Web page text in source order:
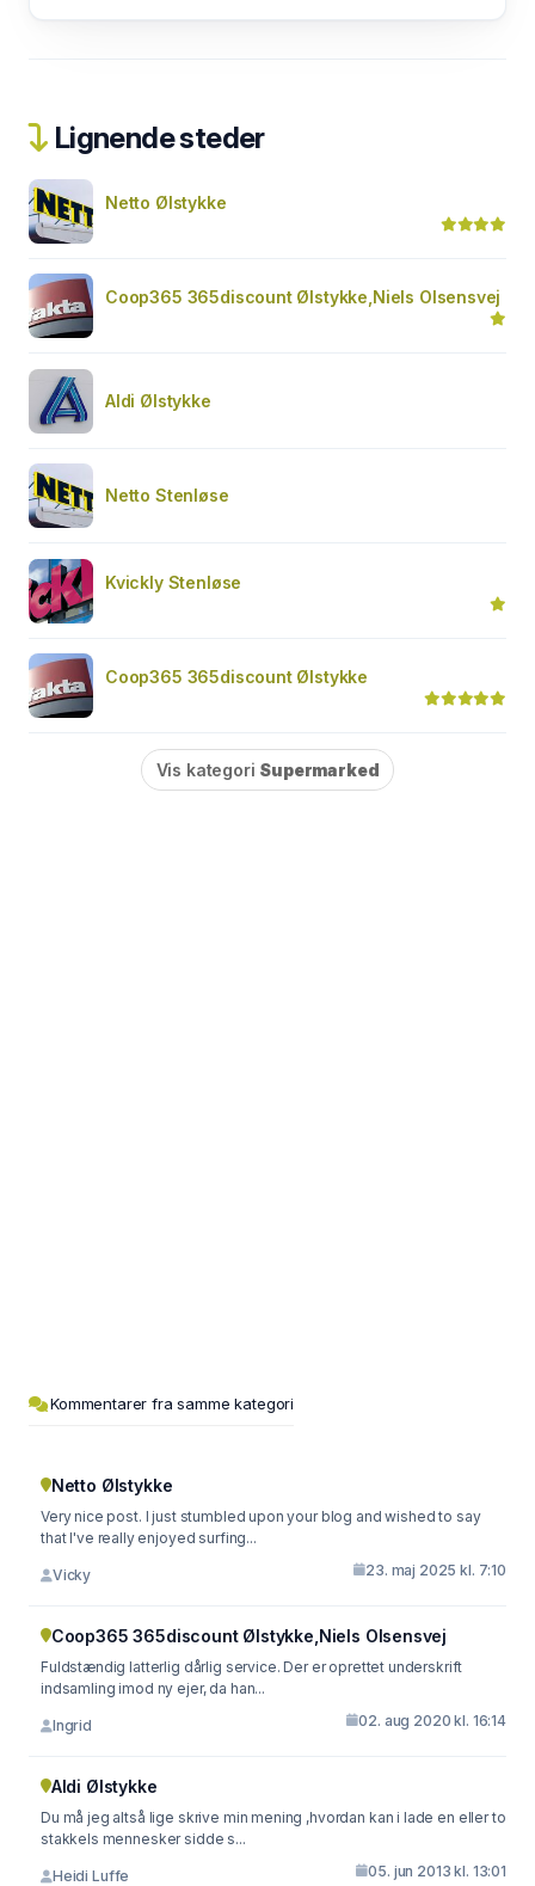
Lignende steder
Netto Ølstykke
Coop365 365discount Ølstykke,Niels Olsensvej
Aldi Ølstykke
Netto Stenløse
Kvickly Stenløse
Coop365 365discount Ølstykke
Vis kategori Supermarked
Kommentarer fra samme kategori
Netto Ølstykke
Very nice post. I just stumbled upon your blog and wished to say
that I've really enjoyed surfing...
Vicky 23. maj 2025 kl. 7:10
Coop365 365discount Ølstykke,Niels Olsensvej
Fuldstændig latterlig dårlig service. Der er oprettet underskrift
indsamling imod ny ejer, da han...
Ingrid 02. aug 2020 kl. 16:14
Aldi Ølstykke
Du må jeg altså lige skrive min mening ,hvordan kan i lade en eller to
stakkels mennesker sidde s...
Heidi Luffe 05. jun 2013 kl. 13:01